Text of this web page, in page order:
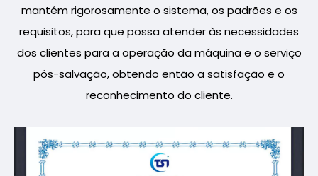
mantém rigorosamente o sistema, os padrões e os
requisitos, para que possa atender às necessidades
dos clientes para a operação da máquina e o serviço
pós-salvação, obtendo então a satisfação e o
reconhecimento do cliente.